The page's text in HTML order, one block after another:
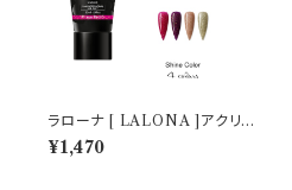
ラローナ [ LALONA ]アクリル
ジェル ( シャインカラー ) ( 30
ml )アクリルスカルプ/スカルプ
¥1,470